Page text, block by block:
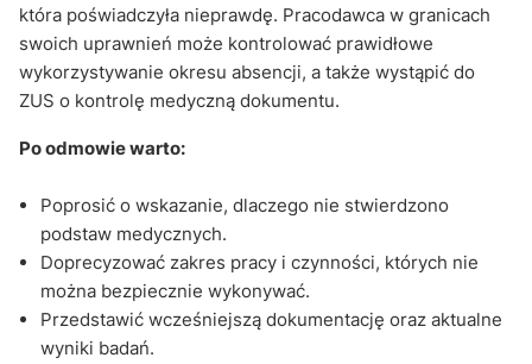
która poświadczyła nieprawdę. Pracodawca w granicach
swoich uprawnień może kontrolować prawidłowe
wykorzystywanie okresu absencji, a także wystąpić do
ZUS o kontrolę medyczną dokumentu.
Po odmowie warto:
Poprosić o wskazanie, dlaczego nie stwierdzono
podstaw medycznych.
Doprecyzować zakres pracy i czynności, których nie
można bezpiecznie wykonywać.
Przedstawić wcześniejszą dokumentację oraz aktualne
wyniki badań.